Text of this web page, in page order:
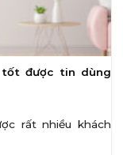
tốt được tin dùng
rất nhiều khách